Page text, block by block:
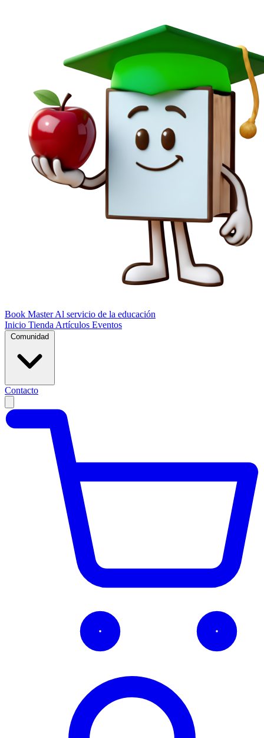
Book Master Al servicio de la educación
Inicio Tienda Artículos Eventos
Comunidad
Contacto